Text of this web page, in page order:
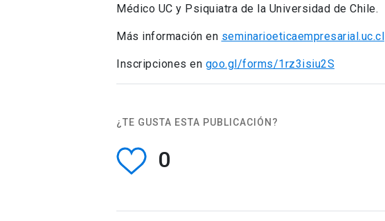
Médico UC y Psiquiatra de la Universidad de Chile.
Más información en seminarioeticaempresarial.uc.cl
Inscripciones en goo.gl/forms/1rz3isiu2S
¿TE GUSTA ESTA PUBLICACIÓN?
0